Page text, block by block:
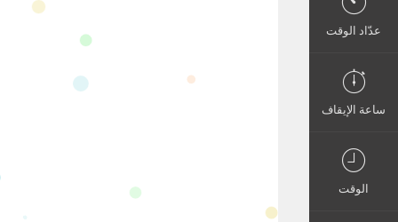
عدّاد الوقت
ساعة الإيقاف
الوقت